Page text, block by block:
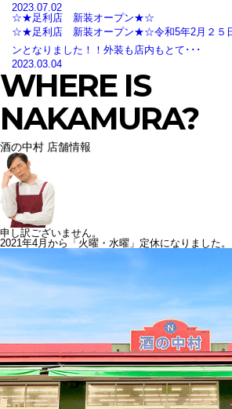
2023.07.02
☆★足利店 新装オープン★☆
☆★足利店 新装オープン★☆令和5年2月２５
ンとなりました！！外装も店内もとて･･･
2023.03.04
WHERE IS
NAKAMURA?
酒の中村 店舗情報
申し訳ございません。
2021年4月から「火曜・水曜」定休になりました。